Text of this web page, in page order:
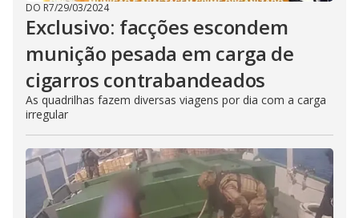
DO R7/29/03/2024
Exclusivo: facções escondem
munição pesada em carga de
cigarros contrabandeados
As quadrilhas fazem diversas viagens por dia com a carga
irregular